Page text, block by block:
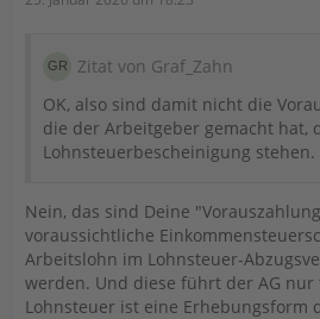
Zitat von Graf_Zahn
OK, also sind damit nicht die
die der Arbeitgeber gemacht hat,
Lohnsteuerbescheinigung stehen.
Nein, das sind Deine
voraussichtliche
Arbeitslohn im Lohnsteuer-
werden. Und diese führt der AG
Lohnsteuer ist eine Erhebungsform